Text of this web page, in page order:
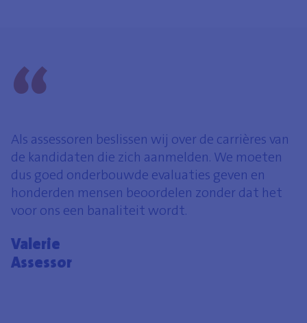
Als assessoren beslissen wij over de carrières van
de kandidaten die zich aanmelden. We moeten
dus goed onderbouwde evaluaties geven en
honderden mensen beoordelen zonder dat het
voor ons een banaliteit wordt.
Valerie
Assessor